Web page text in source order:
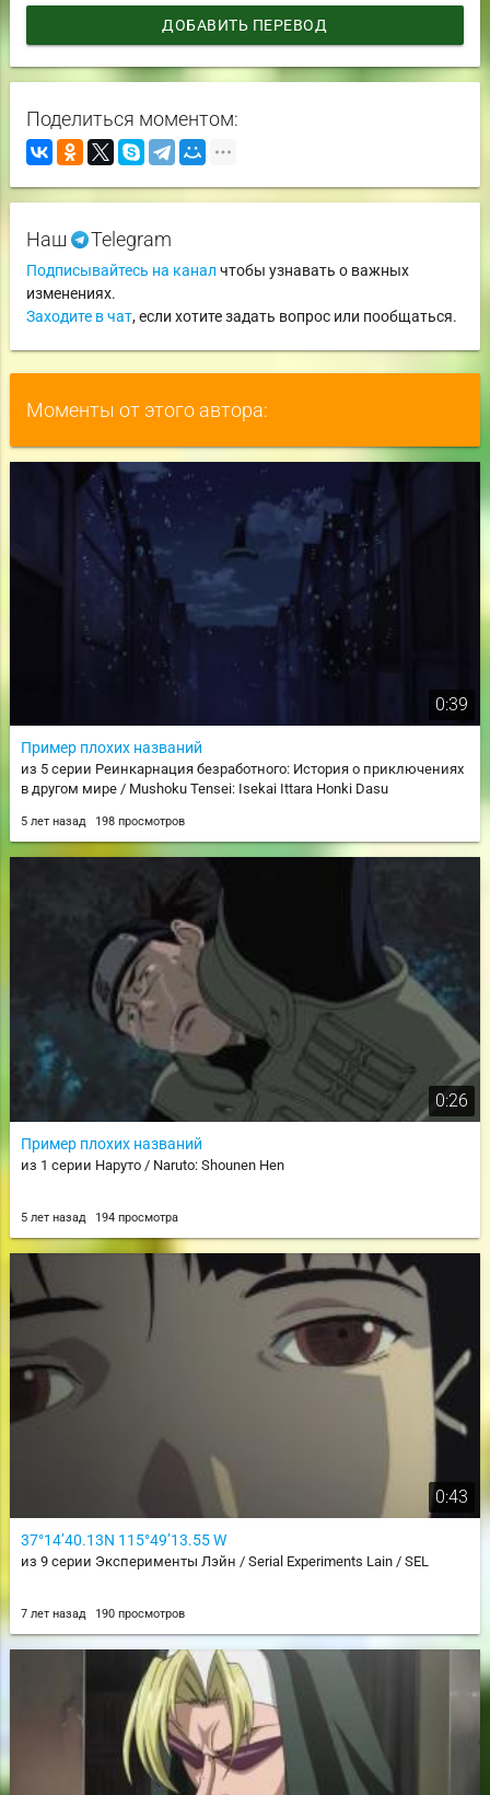
ДОБАВИТЬ ПЕРЕВОД
Поделиться моментом:
Наш Telegram
Подписывайтесь на канал чтобы узнавать о важных
изменениях.
Заходите в чат, если хотите задать вопрос или пообщаться.
Моменты от этого автора:
0:39
Пример плохих названий
из 5 серии Реинкарнация безработного: История о приключениях
в другом мире / Mushoku Tensei: Isekai Ittara Honki Dasu
5 лет назад 198 просмотров
0:26
Пример плохих названий
из 1 серии Наруто / Naruto: Shounen Hen
5 лет назад 194 просмотра
0:43
37°14’40.13N 115°49’13.55 W
из 9 серии Эксперименты Лэйн / Serial Experiments Lain / SEL
7 лет назад 190 просмотров